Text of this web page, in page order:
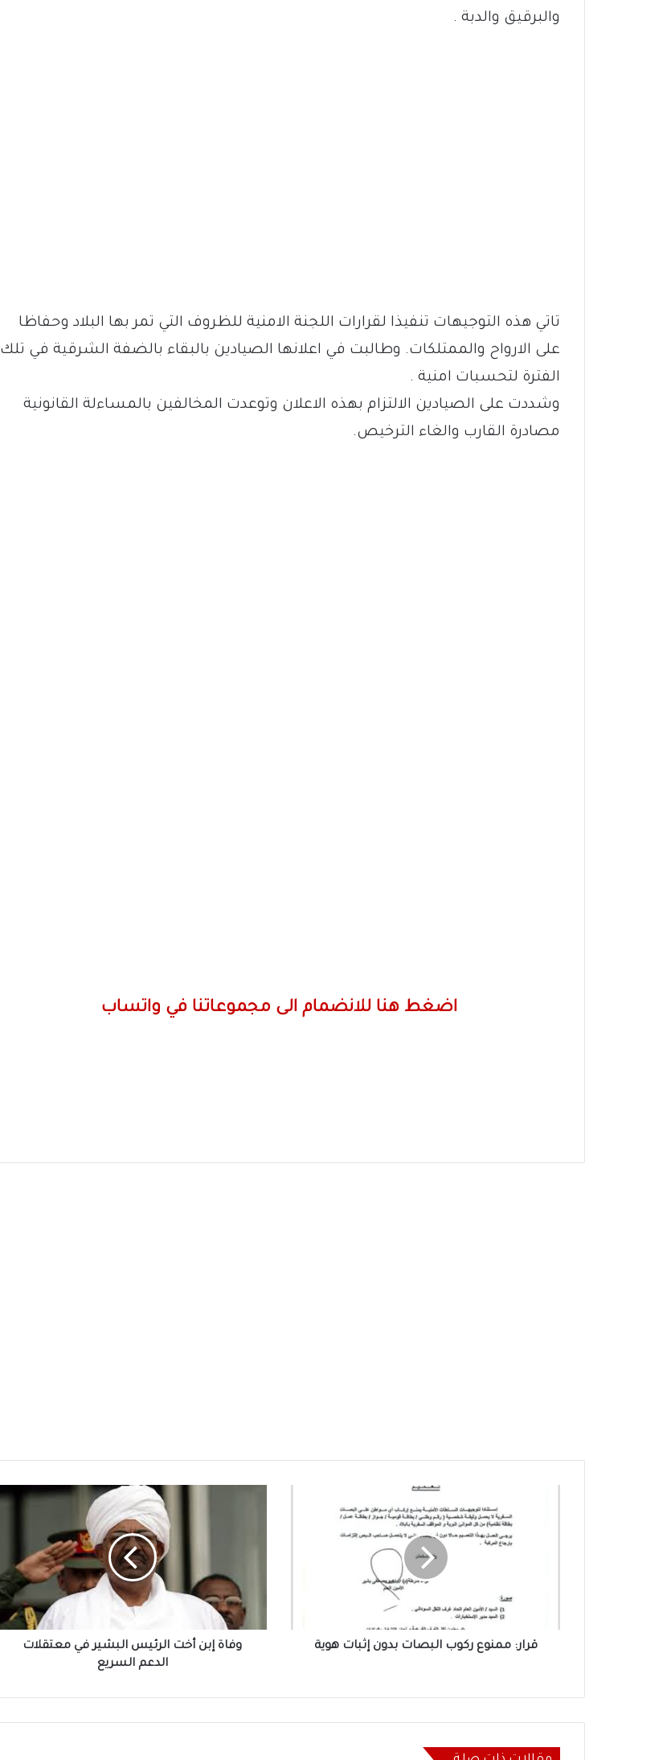
والبرقيق والدبة .
تاتي هذه التوجيهات تنفيذا لقرارات اللجنة الامنية للظروف التي تمر بها البلاد وحفاظا
على الارواح والممتلكات. وطالبت في اعلانها الصيادين بالبقاء بالضفة الشرقية في تلك
الفترة لتحسبات امنية .
وشددت على الصيادين الالتزام بهذه الاعلان وتوعدت المخالفين بالمساءلة القانونية
مصادرة القارب والغاء الترخيص.
اضغط هنا للانضمام الى مجموعاتنا في واتساب
قرار: ممنوع ركوب البصات بدون إثبات هوية
معتقلات
الدعم
السريع
وفاة إبن أخت الرئيس البشير في معتقلات
الدعم السريع